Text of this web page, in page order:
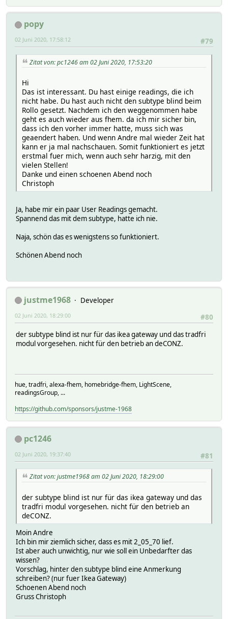
buttonevent 1002
lastupdated 2020-06-02T05:58:33.283
setList:
IODev deCONZ
alias Rollo Taster SZ
group Schlafzimmer
icon taster_ch
popy
#79
02 Juni 2020, 17:58:12
Zitat von: pc1246 am 02 Juni 2020, 17:53:20
Hi
Das ist interessant. Du hast einige readings, die ich
nicht habe. Du hast auch nicht den subtype blind beim
Rollo gesetzt. Nachdem ich den weggenommen habe
geht es auch wieder aus fhem. da ich mir sicher bin,
dass ich den vorher immer hatte, muss sich was
geaendert haben. Und wenn Andre mal wieder Zeit hat
kann er ja mal nachschauen. Somit funktioniert es jetzt
erstmal fuer mich, wenn auch sehr harzig, mit den
vielen Stellen!
Danke und einen schoenen Abend noch
Christoph
Ja, habe mir ein paar User Readings gemacht.
Spannend das mit dem subtype, hatte ich nie.
Naja, schön das es wenigstens so funktioniert.
Schönen Abend noch
justme1968
Developer
#80
02 Juni 2020, 18:29:00
der subtype blind ist nur für das ikea gateway und das tradfri
modul vorgesehen. nicht für den betrieb an deCONZ.
hue, tradfri, alexa-fhem, homebridge-fhem, LightScene,
readingsGroup, ...
https://github.com/sponsors/justme-1968
pc1246
#81
02 Juni 2020, 19:37:40
Zitat von: justme1968 am 02 Juni 2020, 18:29:00
der subtype blind ist nur für das ikea gateway und das
tradfri modul vorgesehen. nicht für den betrieb an
deCONZ.
Moin Andre
Ich bin mir ziemlich sicher, dass es mit 2_05_70 lief.
Ist aber auch unwichtig, nur wie soll ein Unbedarfter das
wissen?
Vorschlag, hinter den subtype blind eine Anmerkung
schreiben? (nur fuer Ikea Gateway)
Schoenen Abend noch
Gruss Christoph